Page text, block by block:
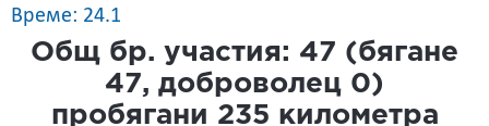
Време: 24.1
Общ бр. участия: 47 (бягане
47, доброволец 0)
пробягани 235 километра